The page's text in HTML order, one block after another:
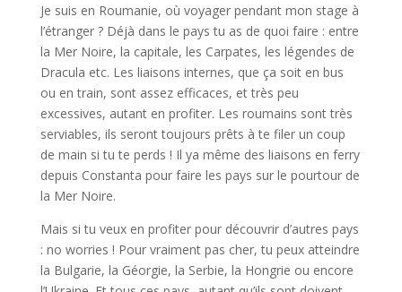
Je suis en Roumanie, où voyager pendant mon stage à
l’étranger ? Déjà dans le pays tu as de quoi faire : entre
la Mer Noire, la capitale, les Carpates, les légendes de
Dracula etc. Les liaisons internes, que ça soit en bus
ou en train, sont assez efficaces, et très peu
excessives, autant en profiter. Les roumains sont très
serviables, ils seront toujours prêts à te filer un coup
de main si tu te perds ! Il ya même des liaisons en ferry
depuis Constanta pour faire les pays sur le pourtour de
la Mer Noire.
Mais si tu veux en profiter pour découvrir d’autres pays
: no worries ! Pour vraiment pas cher, tu peux atteindre
la Bulgarie, la Géorgie, la Serbie, la Hongrie ou encore